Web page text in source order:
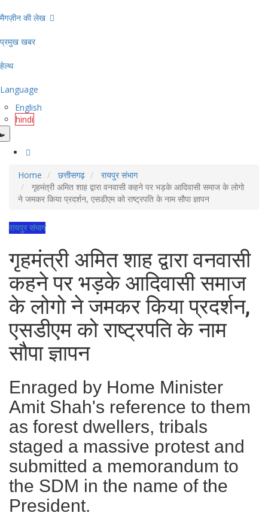
मैगज़ीन की लेख
प्रमुख खबर
हेल्थ
Language
English
hindi
Home छत्तीसगढ़
रायपुर संभाग
गृहमंत्री अमित शाह द्वारा वनवासी कहने पर भड़के आदिवासी समाज के लोगो
ने जमकर किया प्रदर्शन, एसडीएम को राष्ट्रपति के नाम सौपा ज्ञापन
रायपुर संभाग
गृहमंत्री अमित शाह द्वारा वनवासी
कहने पर भड़के आदिवासी समाज
के लोगो ने जमकर किया प्रदर्शन,
एसडीएम को राष्ट्रपति के नाम
सौपा ज्ञापन
Enraged by Home Minister
Amit Shah's reference to them
as forest dwellers, tribals
staged a massive protest and
submitted a memorandum to
the SDM in the name of the
President.